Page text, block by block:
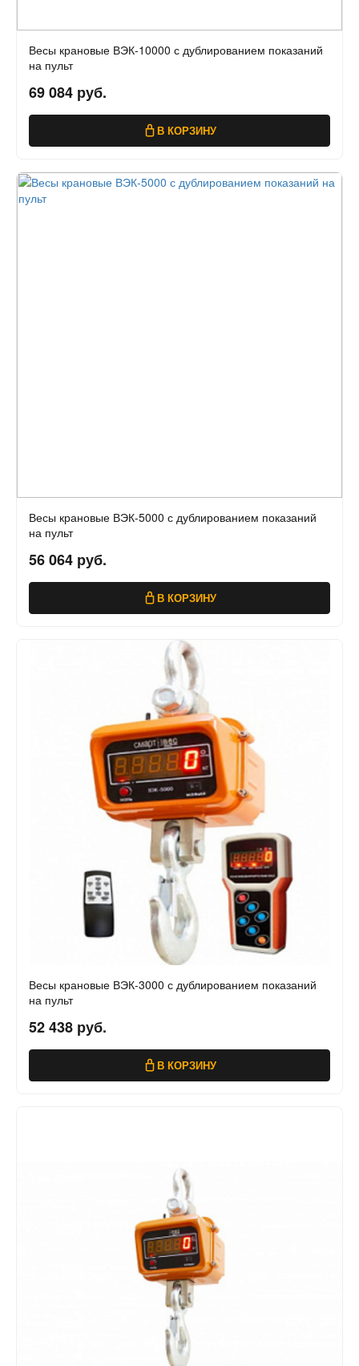
Весы крановые ВЭК-10000 с дублированием показаний
на пульт
69 084 руб.
В КОРЗИНУ
Весы крановые ВЭК-5000 с дублированием показаний
на пульт
56 064 руб.
В КОРЗИНУ
Весы крановые ВЭК-3000 с дублированием показаний
на пульт
52 438 руб.
В КОРЗИНУ